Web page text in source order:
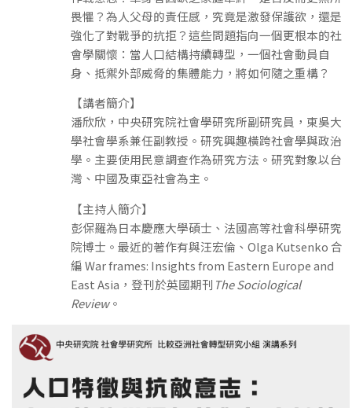
畏懼？為人父母的責任感，究竟是激發保護欲，還是
強化了對戰爭的抗拒？這些問題指向一個更根本的社
會學關懷：當人口結構持續轉型，一個社會動員自
身、抵禦外部威脅的集體能力，將如何隨之重構？
【講者簡介】
潘欣欣，中央研究院社會學研究所副研究員，東吳大
學社會學系兼任副教授。研究興趣橫跨社會學與政治
學。主要使用民意調查作為研究方法。研究對象以台
灣、中國及東亞社會為主。
【主持人簡介】
彭保羅為日本慶應大學碩士、法國高等社會科學研究
院博士。最近的著作有與汪宏倫、Olga Kutsenko 合
編 War frames: Insights from Eastern Europe and
East Asia，登刊於英國期刊 The Sociological
Review。